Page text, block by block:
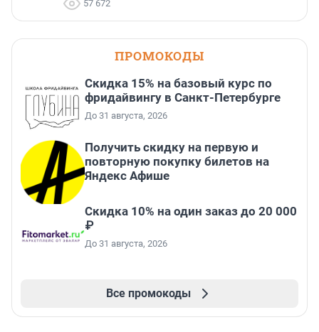
57 672
ПРОМОКОДЫ
Скидка 15% на базовый курс по
фридайвингу в Санкт-Петербурге
До 31 августа, 2026
Получить скидку на первую и
повторную покупку билетов на
Яндекс Афише
Скидка 10% на один заказ до 20 000
₽
До 31 августа, 2026
Все промокоды